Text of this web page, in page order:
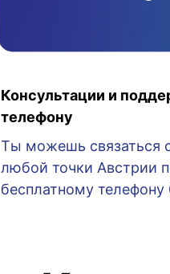
Консультации и
телефону
Ты можешь связаться
любой точки Австрии
бесплатному телефону